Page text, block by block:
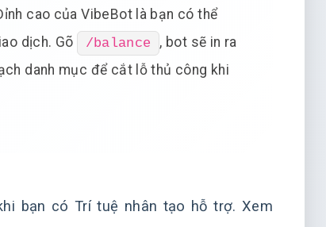
cao của VibeBot là bạn có thể
dịch. Gõ /balance
, bot sẽ in ra
danh mục để cắt lỗ thủ công khi
bạn có Trí tuệ nhân tạo hỗ trợ. Xem